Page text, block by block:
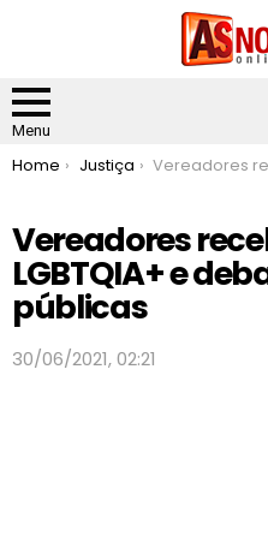
Menu
You are here:
Home Justiça Vereadores recebem ativistas LGBTQIA+ e debatem políticas
Vereadores
LGBTQIA+ e
públicas
30/06/2021, 02:21